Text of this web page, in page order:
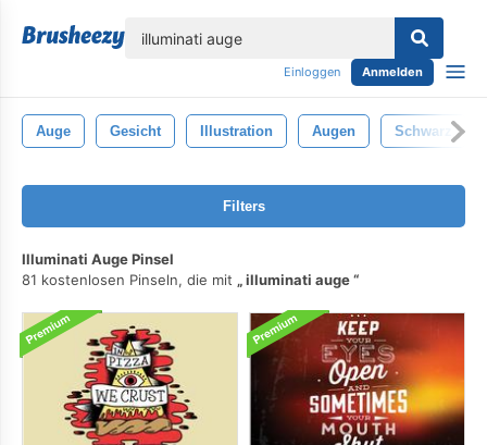
Einloggen Anmelden
Auge Gesicht Illustration Augen Schwarz
Filters
Illuminati Auge Pinsel
81 kostenlosen Pinseln, die mit
illuminati auge